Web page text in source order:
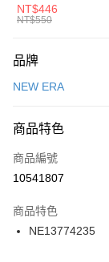
元大商業銀行
台灣樂天信用卡公
AFTEE先享後付
【關於「AFTEE先享
便利好安心！
３．安心：先確認商
【「AFTEE先享後付
１．於結帳方式選擇
２．訂單成立數日內
３．收到繳費通知簡
ATM／網路銀行／等
運送方式
每筆NT$100，滿
宅配
每筆NT$100，滿
付款後門市自取
每筆NT$100，滿
中統襪 FZ3393100
NT$446
NT$550
品牌
NEW ERA
商品特色
商品編號
10541807
商品特色
NE13774235